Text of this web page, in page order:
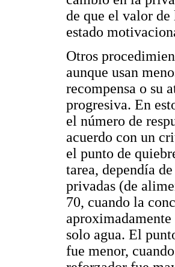
de que el valor
estado
Otros
aunque usan
recompensa o su
progresiva. En
el número de
acuerdo con un
el punto de
tarea, dependía
privadas (de
70, cuando la
solo agua. El
fue menor,